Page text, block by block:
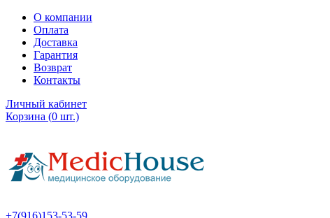
О компании
Оплата
Доставка
Гарантия
Возврат
Контакты
Личный кабинет
Корзина (0 шт.)
+7(916)153-53-59